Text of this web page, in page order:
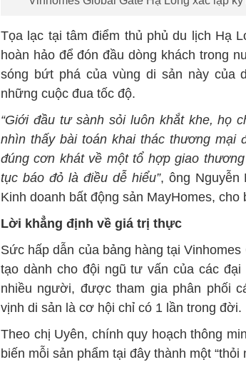
Tọa lạc tại tâm điểm thủ phủ du lịch Hạ
hoàn hảo để đón đầu dòng khách trong
sóng bứt phá của vùng di sản này của
những cuộc đua tốc độ.
“Giới đầu tư sành sỏi luôn khắt khe, họ
nhìn thấy bài toán khai thác thương mại
đúng cơn khát về một tổ hợp giao
tục báo đỏ là điều dễ hiểu”, ông Nguyễn
Kinh doanh bất động sản MayHomes, cho
Lời khẳng định về giá trị thực
Sức hấp dẫn của bảng hàng tại
tạo dành cho đội ngũ tư vấn của các
nhiều người, được tham gia phân phối
vịnh di sản là cơ hội chỉ có 1 lần trong đời.
Theo chị Uyên, chính quy hoạch thông
biến mỗi sản phẩm tại đây thành một “thỏi